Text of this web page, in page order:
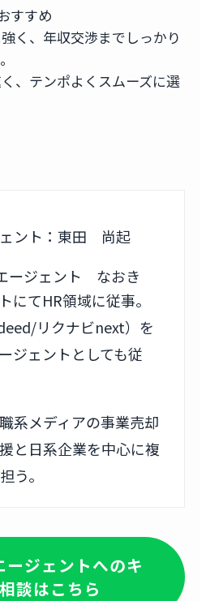
すすめ
く、年収交渉までしっかり
、テンポよくスムーズに選
ント：東田 尚起
にてHR領域に従事。
リクナビnext）を
ジェントとしても従
系メディアの事業売却
と日系企業を中心に複
う。
ジェントへのキ
談はこちら